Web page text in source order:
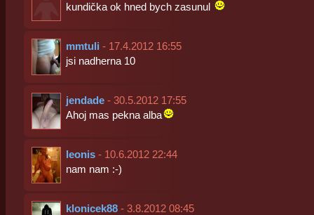
kundička ok hned bych zasunul
mmtuli - 17.4.2012 16:55
jsi nadherna 10
jendade- 30.5.2012 17:55
Ahoj mas pekna alba
leonis- 10.6.2012 22:44
nam nam :-)
klonicek88- 3.8.2012 08:45